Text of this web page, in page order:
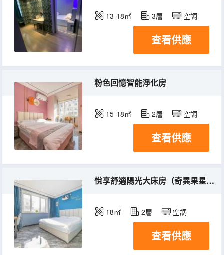
13-18㎡ 3層 空調
查看供應
粉色回憶智能淨化房
15-18㎡ 2層 空調
查看供應
悅享舒適陽光大床房（奇異果星鑽vip）
18㎡ 2層 空調
查看供應